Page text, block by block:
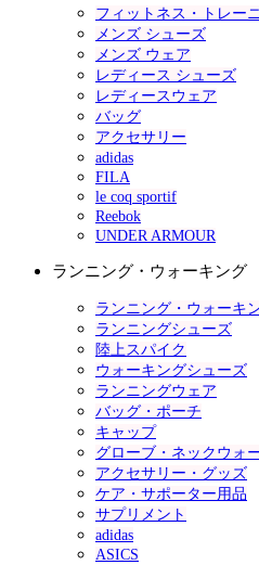
フィットネス・トレー
メンズ シューズ
メンズ ウェア
レディース シューズ
レディースウェア
バッグ
アクセサリー
adidas
FILA
le coq sportif
Reebok
UNDER ARMOUR
ランニング・ウォーキング
ランニング・ウォーキ
ランニングシューズ
陸上スパイク
ウォーキングシューズ
ランニングウェア
バッグ・ポーチ
キャップ
グローブ・ネックウォ
アクセサリー・グッズ
ケア・サポーター用品
サプリメント
adidas
ASICS